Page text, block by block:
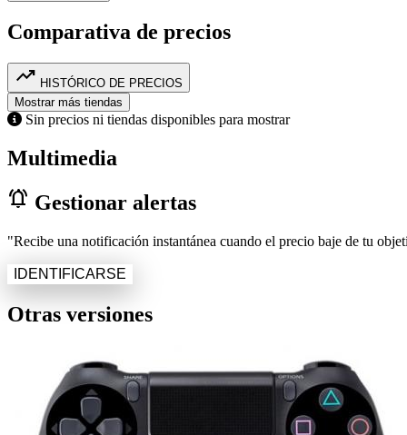
Comparativa de precios
trending_up HISTÓRICO DE PRECIOS
Mostrar más tiendas
Sin precios ni tiendas disponibles para mostrar
Multimedia
notifications_active Gestionar alertas
"Recibe una notificación instantánea cuando el precio baje de tu
IDENTIFICARSE
Otras versiones